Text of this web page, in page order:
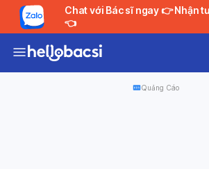
Chat với Bác sĩ ngay 👉 Nhận tư vấn MIỄN PHÍ
👈
Quảng Cáo